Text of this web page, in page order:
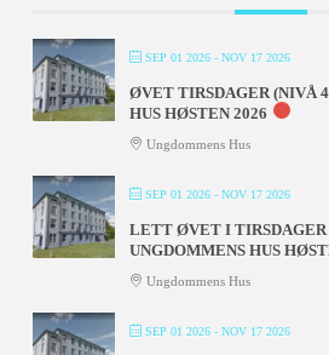
SEP 01 2026- NOV 17 2026
ØVET TIRSDAGER (NIVÅ
HUS HØSTEN 2026
Ungdommens Hus
SEP 01 2026- NOV 17 2026
LETT ØVET I TIRSDAGER
UNGDOMMENS HUS
Ungdommens Hus
SEP 01 2026- NOV 17 2026